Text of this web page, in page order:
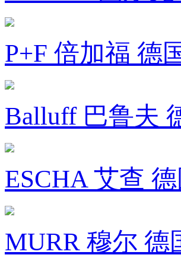
P+F 倍加福 德
Balluff 巴鲁夫
ESCHA 艾查 德
MURR 穆尔 德